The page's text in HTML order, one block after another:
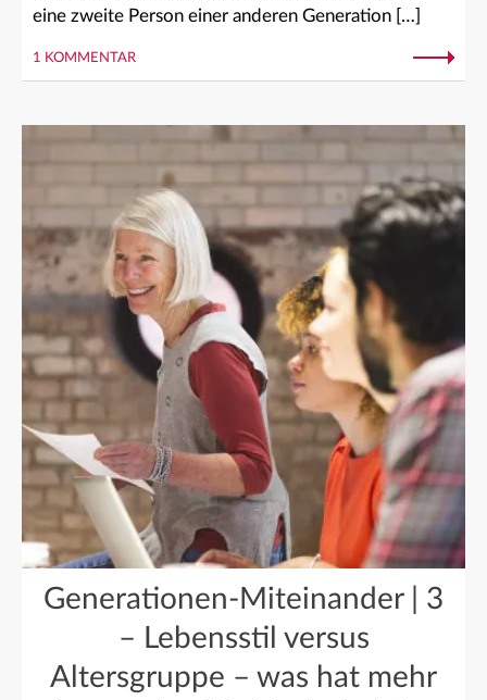
eine zweite Person einer anderen Generation […]
1 KOMMENTAR
Generationen-Miteinander | 3
– Lebensstil versus
Altersgruppe – was hat mehr